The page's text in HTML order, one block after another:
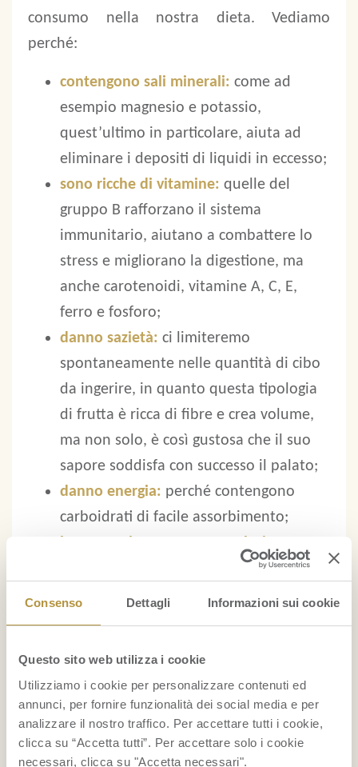
Consenso Dettagli Informazioni sui cookie
Questo sito web utilizza i cookie
Utilizziamo i cookie per personalizzare contenuti ed
annunci, per fornire funzionalità dei social media e per
analizzare il nostro traffico. Per accettare tutti i cookie,
clicca su “Accetta tutti”. Per accettare solo i cookie
necessari, clicca su "Accetta necessari".
consumo nella nostra dieta. Vediamo
perché:
contengono sali minerali: come ad
esempio magnesio e potassio,
quest’ultimo in particolare, aiuta ad
eliminare i depositi di liquidi in eccesso;
sono ricche di vitamine: quelle del
gruppo B rafforzano il sistema
immunitario, aiutano a combattere lo
stress e migliorano la digestione, ma
anche carotenoidi, vitamine A, C, E,
ferro e fosforo;
danno sazietà: ci limiteremo
spontaneamente nelle quantità di cibo
da ingerire, in quanto questa tipologia
di frutta è ricca di fibre e crea volume,
ma non solo, è così gustosa che il suo
sapore soddisfa con successo il palato;
danno energia: perché contengono
carboidrati di facile assorbimento;
frutto come la papaya, ad esempio,
aiutano a bruciare i grassi: le proprietà
della frutta esotica si rivelano molto
utili quando desideriamo perdere